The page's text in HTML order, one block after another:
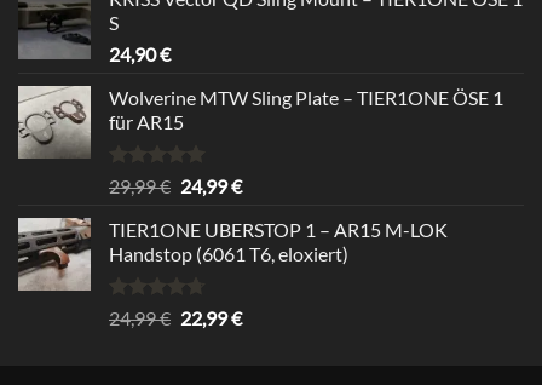
S
24,90€
Wolverine MTW Sling Plate – TIER1ONE ÖSE 1
für AR15
Rated5.00
out of 5
29,99€ Original
was:
29,99 €.
24,99€Current
is:
24,99 €.
TIER1ONE UBERSTOP 1 – AR15 M-LOK
Handstop (6061 T6, eloxiert)
Rated4.67
out of 5
24,99€ Original
22,99€Current